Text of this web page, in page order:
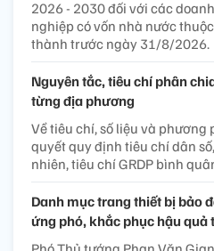
2026 - 2030 đối với các
nghiệp có vốn nhà nước
thành trước ngày 31/8/2026.
Nguyên tắc, tiêu chí phân
từng địa phương
Về tiêu chí, số liệu và
quyết quy định tiêu chí dân
nhiên, tiêu chí GRDP bình
Danh mục trang thiết bị bảo
ứng phó, khắc phục hậu